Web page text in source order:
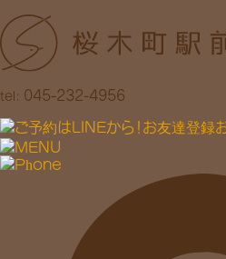
tel: 045-232-4956